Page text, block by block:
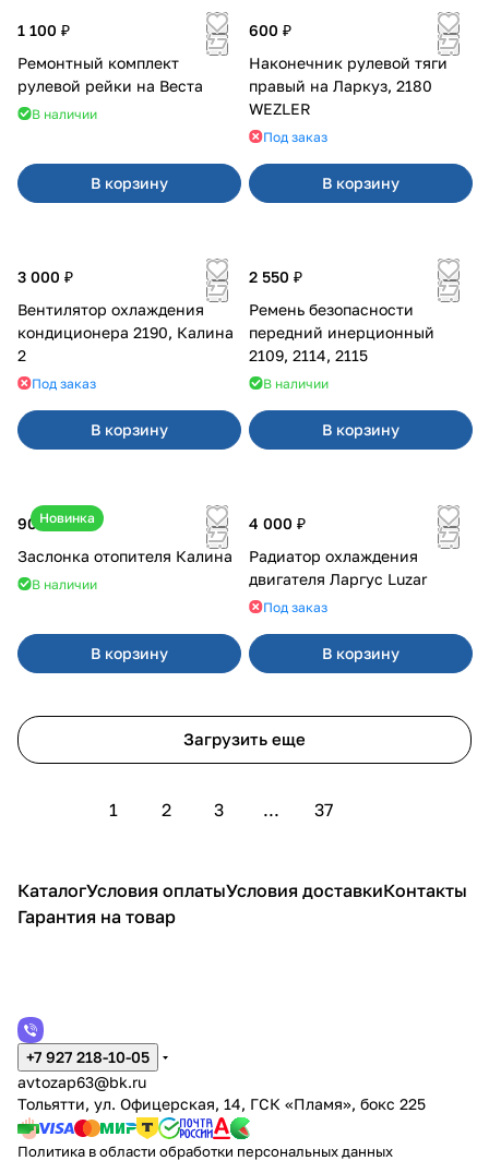
1 100 ₽
Ремонтный комплект
рулевой рейки на Веста
В наличии
В корзину
600 ₽
Наконечник рулевой тяги
правый на Ларкуз, 2180
WEZLER
Под заказ
В корзину
3 000 ₽
Вентилятор охлаждения
кондиционера 2190, Калина
2
Под заказ
В корзину
2 550 ₽
Ремень безопасности
передний инерционный
2109, 2114, 2115
В наличии
В корзину
Новинка
900 ₽
Заслонка отопителя Калина
В наличии
В корзину
4 000 ₽
Радиатор охлаждения
двигателя Ларгус Luzar
Под заказ
В корзину
Загрузить еще
1 2 3 ... 37
КаталогУсловия оплатыУсловия доставкиКонтакты
Гарантия на товар
+7 927 218-10-05
avtozap63@bk.ru
Тольятти, ул. Офицерская, 14, ГСК «Пламя», бокс 225
Политика в области обработки персональных данных